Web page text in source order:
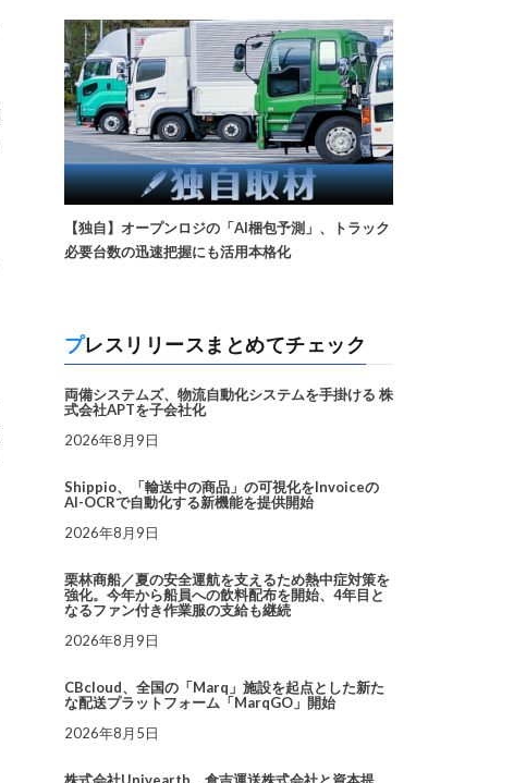
【独自】オープンロジの「AI梱包予測」、トラック
必要台数の迅速把握にも活用本格化
プレスリリースまとめてチェック
両備システムズ、物流自動化システムを手掛ける 株
式会社APTを子会社化
2026年8月9日
Shippio、「輸送中の商品」の可視化をInvoiceの
AI-OCRで自動化する新機能を提供開始
2026年8月9日
栗林商船／夏の安全運航を支えるため熱中症対策を
強化。今年から船員への飲料配布を開始、4年目と
なるファン付き作業服の支給も継続
2026年8月9日
CBcloud、全国の「Marq」施設を起点とした新た
な配送プラットフォーム「MarqGO」開始
2026年8月5日
株式会社Univearth、倉吉運送株式会社と資本提